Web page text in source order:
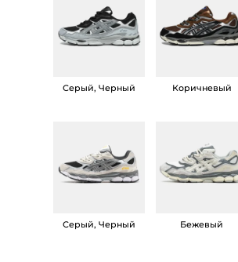
о
с
A
Серый, Черный Коричневый
Серый, Черный Бежевый